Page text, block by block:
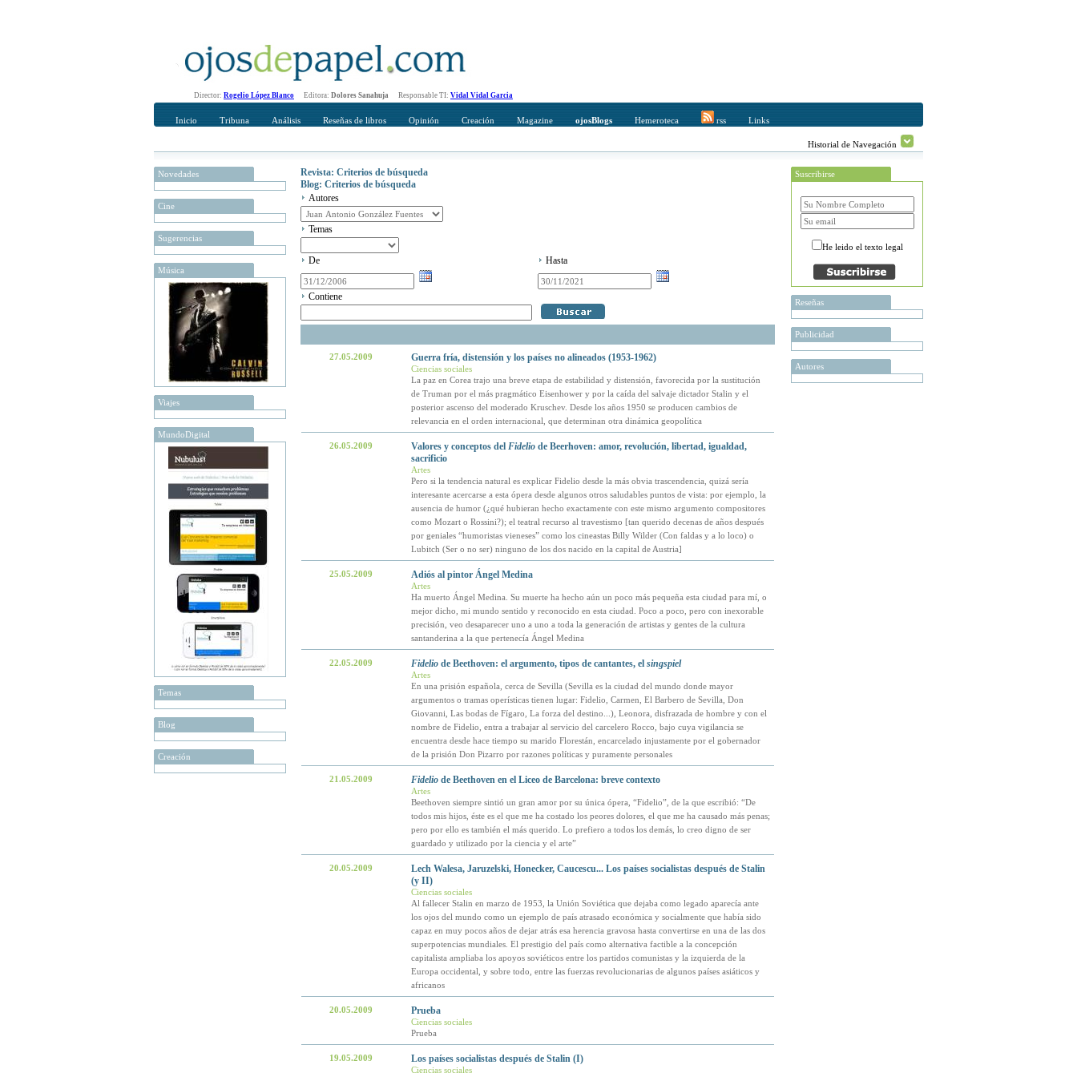
Director: Rogelio López Blanco Editora: Dolores Sanahuja Responsable TI: Vidal Vidal Garcia
Inicio Tribuna Análisis Reseñas de libros Opinión Creación Magazine ojosBlogs Hemeroteca rss Links
Historial de Navegación
Novedades
Cine
Sugerencias
Música
Viajes
MundoDigital
Temas
Blog
Creación
Revista: Criterios de búsqueda
Blog: Criterios de búsqueda
Autores
Temas
De Hasta
Contiene
27.05.2009 Guerra fría, distensión y los países no alineados (1953-1962)
Ciencias sociales
La paz en Corea trajo una breve etapa de estabilidad y distensión, favorecida por la sustitución
de Truman por el más pragmático Eisenhower y por la caída del salvaje dictador Stalin y el
posterior ascenso del moderado Kruschev. Desde los años 1950 se producen cambios de
relevancia en el orden internacional, que determinan otra dinámica geopolítica
26.05.2009 Valores y conceptos del Fideliode Beerhoven: amor, revolución, libertad, igualdad,
sacrificio
Artes
Pero si la tendencia natural es explicar Fidelio desde la más obvia trascendencia, quizá sería
interesante acercarse a esta ópera desde algunos otros saludables puntos de vista: por ejemplo, la
ausencia de humor (¿qué hubieran hecho exactamente con este mismo argumento compositores
como Mozart o Rossini?); el teatral recurso al travestismo [tan querido decenas de años después
por geniales “humoristas vieneses” como los cineastas Billy Wilder (Con faldas y a lo loco) o
Lubitch (Ser o no ser) ninguno de los dos nacido en la capital de Austria]
25.05.2009 Adiós al pintor Ángel Medina
Artes
Ha muerto Ángel Medina. Su muerte ha hecho aún un poco más pequeña esta ciudad para mí, o
mejor dicho, mi mundo sentido y reconocido en esta ciudad. Poco a poco, pero con inexorable
precisión, veo desaparecer uno a uno a toda la generación de artistas y gentes de la cultura
santanderina a la que pertenecía Ángel Medina
22.05.2009 Fideliode Beethoven: el argumento, tipos de cantantes, el singspiel
Artes
En una prisión española, cerca de Sevilla (Sevilla es la ciudad del mundo donde mayor
argumentos o tramas operísticas tienen lugar: Fidelio, Carmen, El Barbero de Sevilla, Don
Giovanni, Las bodas de Fígaro, La forza del destino...), Leonora, disfrazada de hombre y con el
nombre de Fidelio, entra a trabajar al servicio del carcelero Rocco, bajo cuya vigilancia se
encuentra desde hace tiempo su marido Florestán, encarcelado injustamente por el gobernador
de la prisión Don Pizarro por razones políticas y puramente personales
21.05.2009 Fideliode Beethoven en el Liceo de Barcelona: breve contexto
Artes
Beethoven siempre sintió un gran amor por su única ópera, “Fidelio”, de la que escribió: “De
todos mis hijos, éste es el que me ha costado los peores dolores, el que me ha causado más penas;
pero por ello es también el más querido. Lo prefiero a todos los demás, lo creo digno de ser
guardado y utilizado por la ciencia y el arte”
20.05.2009
Lech Walesa, Jaruzelski, Honecker, Caucescu... Los países socialistas después de Stalin
(y II)
Ciencias sociales
Al fallecer Stalin en marzo de 1953, la Unión Soviética que dejaba como legado aparecía ante
los ojos del mundo como un ejemplo de país atrasado económica y socialmente que había sido
capaz en muy pocos años de dejar atrás esa herencia gravosa hasta convertirse en una de las dos
superpotencias mundiales. El prestigio del país como alternativa factible a la concepción
capitalista ampliaba los apoyos soviéticos entre los partidos comunistas y la izquierda de la
Europa occidental, y sobre todo, entre las fuerzas revolucionarias de algunos países asiáticos y
africanos
20.05.2009 Prueba
Ciencias sociales
Prueba
19.05.2009 Los países socialistas después de Stalin (I)
Ciencias sociales
Suscribirse
He leido el texto legal
Reseñas
Publicidad
Autores